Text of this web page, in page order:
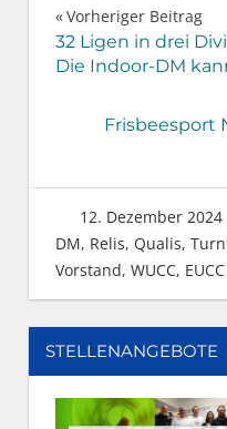
Vorheriger Beitrag
32 Ligen in drei
Die Indoor-DM
Frisbeesport
12. Dezember 2024
DM, Relis, Qualis,
Vorstand, WUCC, EUCC
STELLENANGEBOTE